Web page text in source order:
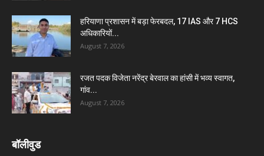
हरियाणा प्रशासन में बड़ा फेरबदल, 17 IAS और 7 HCS
अधिकारियों...
August 7, 2026
रजत पदक विजेता नरेंद्र बेरवाल का हांसी में भव्य स्वागत,
गांव...
August 7, 2026
बॉलीवुड